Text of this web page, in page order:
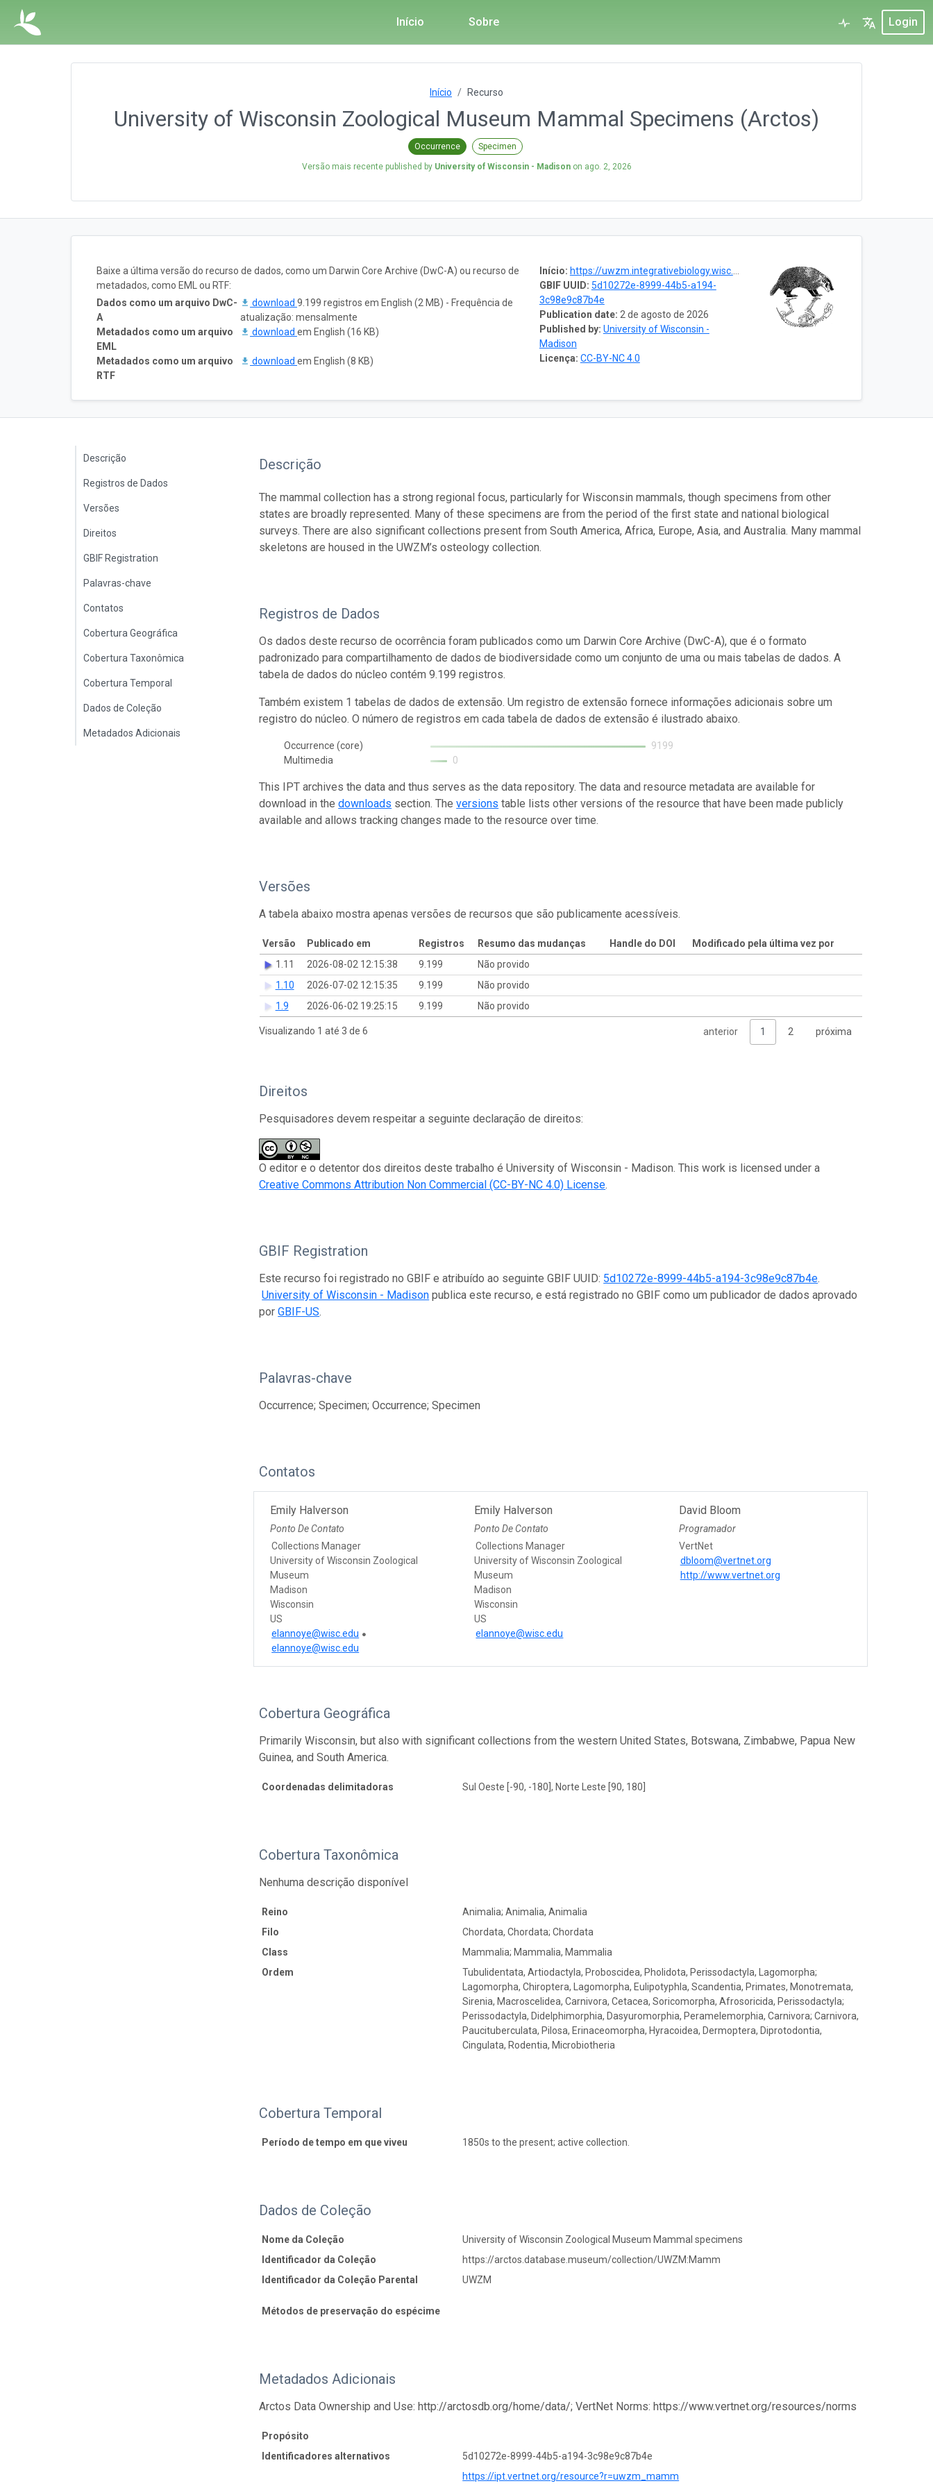
Início Sobre Login
Início Recurso
University of Wisconsin Zoological Museum Mammal Specimens (Arctos)
Occurrence Specimen
Versão mais recente published by University of Wisconsin - Madisonon ago. 2, 2026
Início: https://uwzm.integrativebiology.wisc.edu/
GBIF UUID: 5d10272e-8999-44b5-a194-
3c98e9c87b4e
Publication date: 2 de agosto de 2026
Published by: University of Wisconsin -
Madison
Licença: CC-BY-NC 4.0
Baixe a última versão do recurso de dados, como um Darwin Core Archive (DwC-A) ou recurso de
metadados, como EML ou RTF:
Dados como um arquivo DwC-
A
download 9.199 registros em English (2 MB) - Frequência de
atualização: mensalmente
Metadados como um arquivo
EML
download em English (16 KB)
Metadados como um arquivo
RTF
download em English (8 KB)
Descrição
Registros de Dados
Versões
Direitos
GBIF Registration
Palavras-chave
Contatos
Cobertura Geográfica
Cobertura Taxonômica
Cobertura Temporal
Dados de Coleção
Metadados Adicionais
Descrição
The mammal collection has a strong regional focus, particularly for Wisconsin mammals, though specimens from other
states are broadly represented. Many of these specimens are from the period of the first state and national biological
surveys. There are also significant collections present from South America, Africa, Europe, Asia, and Australia. Many mammal
skeletons are housed in the UWZM’s osteology collection.
Registros de Dados
Os dados deste recurso de ocorrência foram publicados como um Darwin Core Archive (DwC-A), que é o formato
padronizado para compartilhamento de dados de biodiversidade como um conjunto de uma ou mais tabelas de dados. A
tabela de dados do núcleo contém 9.199 registros.
Também existem 1 tabelas de dados de extensão. Um registro de extensão fornece informações adicionais sobre um
registro do núcleo. O número de registros em cada tabela de dados de extensão é ilustrado abaixo.
Occurrence (core)
9199
Multimedia
0
This IPT archives the data and thus serves as the data repository. The data and resource metadata are available for
download in thedownloads section. Theversions table lists other versions of the resource that have been made publicly
available and allows tracking changes made to the resource over time.
Versões
A tabela abaixo mostra apenas versões de recursos que são publicamente acessíveis.
Versão Publicado em Registros Resumo das mudanças Handle do DOI
Modificado pela última vez por
1.11
2026-08-02 12:15:38 9.199
Não provido
1.10
2026-07-02 12:15:35 9.199
Não provido
1.9
2026-06-02 19:25:15 9.199 Não provido
Visualizando 1 até 3 de 6 anterior 1 2 próxima
Direitos
Pesquisadores devem respeitar a seguinte declaração de direitos:
O editor e o detentor dos direitos deste trabalho é University of Wisconsin - Madison. This work is licensed under a
Creative Commons Attribution Non Commercial (CC-BY-NC 4.0) License.
GBIF Registration
Este recurso foi registrado no GBIF e atribuído ao seguinte GBIF UUID: 5d10272e-8999-44b5-a194-3c98e9c87b4e.
University of Wisconsin - Madison publica este recurso, e está registrado no GBIF como um publicador de dados aprovado
porGBIF-US.
Palavras-chave
Occurrence; Specimen; Occurrence; Specimen
Contatos
Emily Halverson
Ponto De Contato
Collections Manager
University of Wisconsin Zoological
Museum
Madison
Wisconsin
US
elannoye@wisc.edu
elannoye@wisc.edu
Emily Halverson
Ponto De Contato
Collections Manager
University of Wisconsin Zoological
Museum
Madison
Wisconsin
US
elannoye@wisc.edu
David Bloom
Programador
VertNet
dbloom@vertnet.org
http://www.vertnet.org
Cobertura Geográfica
Primarily Wisconsin, but also with significant collections from the western United States, Botswana, Zimbabwe, Papua New
Guinea, and South America.
Coordenadas delimitadoras Sul Oeste [-90, -180], Norte Leste [90, 180]
Cobertura Taxonômica
Nenhuma descrição disponível
Reino
Animalia; Animalia, Animalia
Filo
Chordata, Chordata; Chordata
Class
Mammalia; Mammalia, Mammalia
Ordem
Tubulidentata, Artiodactyla, Proboscidea, Pholidota, Perissodactyla, Lagomorpha;
Lagomorpha, Chiroptera, Lagomorpha, Eulipotyphla, Scandentia, Primates, Monotremata,
Sirenia, Macroscelidea, Carnivora, Cetacea, Soricomorpha, Afrosoricida, Perissodactyla;
Perissodactyla, Didelphimorphia, Dasyuromorphia, Peramelemorphia, Carnivora; Carnivora,
Paucituberculata, Pilosa, Erinaceomorpha, Hyracoidea, Dermoptera, Diprotodontia,
Cingulata, Rodentia, Microbiotheria
Cobertura Temporal
Período de tempo em que viveu 1850s to the present; active collection.
Dados de Coleção
Nome da Coleção
University of Wisconsin Zoological Museum Mammal specimens
Identificador da Coleção
https://arctos.database.museum/collection/UWZM:Mamm
Identificador da Coleção Parental
UWZM
Métodos de preservação do espécime
Metadados Adicionais
Arctos Data Ownership and Use: http://arctosdb.org/home/data/; VertNet Norms: https://www.vertnet.org/resources/norms
Propósito
Identificadores alternativos
5d10272e-8999-44b5-a194-3c98e9c87b4e
https://ipt.vertnet.org/resource?r=uwzm_mamm